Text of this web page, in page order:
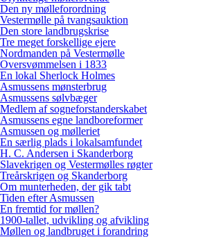
Den ny mølleforordning
Vestermølle på tvangsauktion
Den store landbrugskrise
Tre meget forskellige ejere
Nordmanden på Vestermølle
Oversvømmelsen i 1833
En lokal Sherlock Holmes
Asmussens mønsterbrug
Asmussens sølvbæger
Medlem af sogneforstanderskabet
Asmussens egne landboreformer
Asmussen og mølleriet
En særlig plads i lokalsamfundet
H. C. Andersen i Skanderborg
Slavekrigen og Vestermølles røgter
Treårskrigen og Skanderborg
Om munterheden, der gik tabt
Tiden efter Asmussen
En fremtid for møllen?
1900-tallet, udvikling og afvikling
Møllen og landbruget i forandring